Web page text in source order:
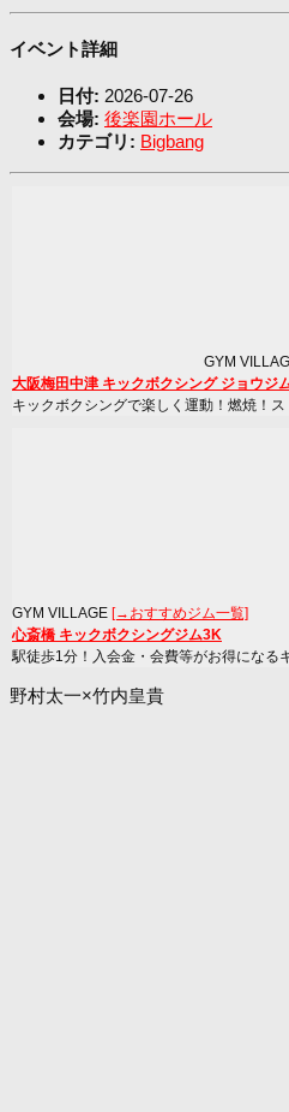
イベント詳細
日付: 2026-07-26
会場: 後楽園ホール
カテゴリ: Bigbang
GYM
大阪梅田中津 キックボクシング ジョウジ
キックボクシングで楽しく運動！燃焼！
GYM VILLAGE [→おすすめジム一覧]
心斎橋 キックボクシングジム3K
駅徒歩1分！入会金・会費等がお得になる
野村太一×竹内皇貴